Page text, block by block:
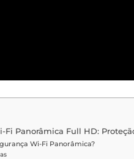
Fi Panorâmica Full HD:
Wi-Fi Panorâmica?